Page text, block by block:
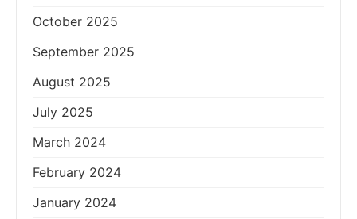
October 2025
September 2025
August 2025
July 2025
March 2024
February 2024
January 2024